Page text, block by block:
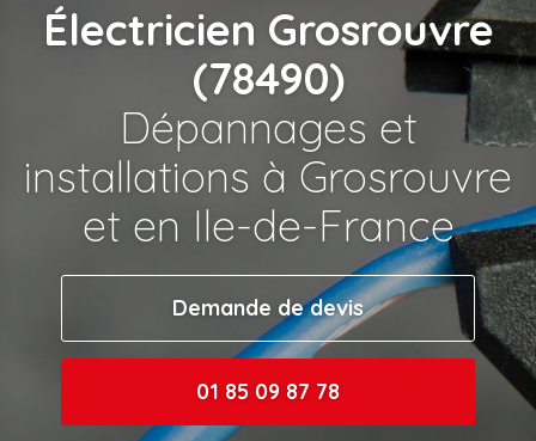
Électricien Grosrouvre
(78490)
Dépannages et
installations à Grosrouvre
et en Ile-de-France
Demande de devis
01 85 09 87 78